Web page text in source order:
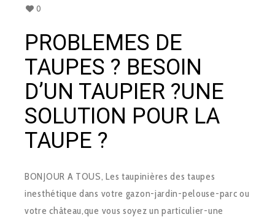
0
PROBLEMES DE
TAUPES ? BESOIN
D’UN TAUPIER ?UNE
SOLUTION POUR LA
TAUPE ?
BONJOUR A TOUS, Les taupinières des taupes
inesthétique dans votre gazon-jardin-pelouse-parc ou
votre château,que vous soyez un particulier-une